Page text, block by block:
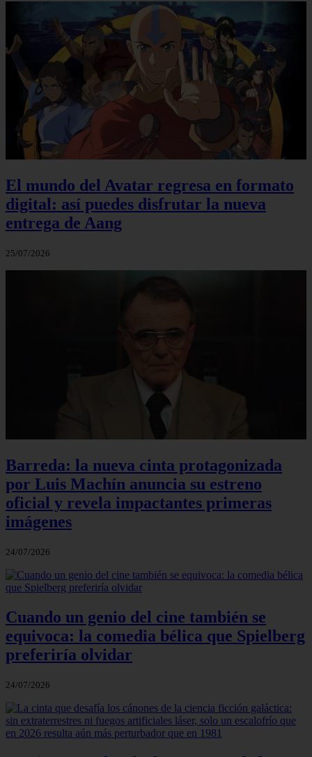
El mundo del Avatar regresa en formato
digital: así puedes disfrutar la nueva
entrega de Aang
25/07/2026
Barreda: la nueva cinta protagonizada
por Luis Machín anuncia su estreno
oficial y revela impactantes primeras
imágenes
24/07/2026
Cuando un genio del cine también se
equivoca: la comedia bélica que Spielberg
preferiría olvidar
24/07/2026